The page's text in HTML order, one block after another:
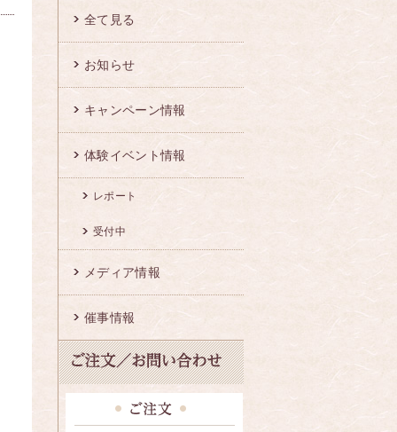
全て見る
お知らせ
キャンペーン情報
体験イベント情報
レポート
受付中
メディア情報
催事情報